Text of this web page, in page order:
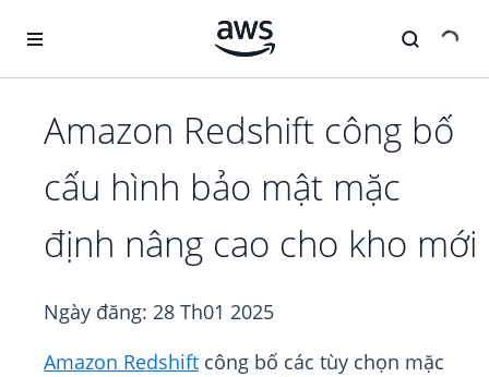
Amazon Redshift công bố
cấu hình bảo mật mặc
định nâng cao cho kho mới
Ngày đăng: 28 Th01 2025
Amazon Redshift công bố các tùy chọn mặc